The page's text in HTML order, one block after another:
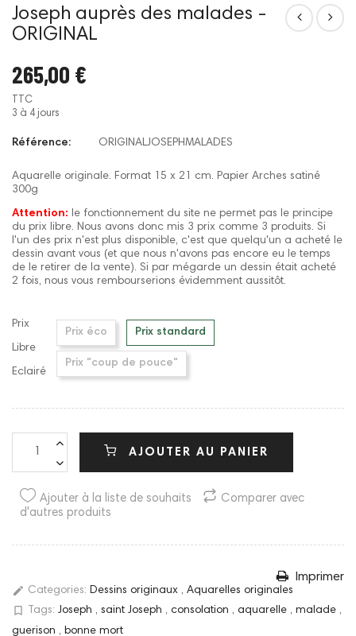
Joseph auprès des malades -
ORIGINAL
265,00 €
TTC
3 à 4 jours
Référence: ORIGINALJOSEPHMALADES
Aquarelle originale. Format 15 x 21 cm. Papier Arches satiné
300g
Attention: le fonctionnement du site ne permet pas le principe
du prix libre. Nous avons donc mis 3 prix comme 3 produits. Si
l'un des prix n'est plus disponible, c'est que quelqu'un a acheté le
dessin avant vous (et que nous n'avons pas encore eu le temps
de le retirer de la vente). Si par mégarde un dessin était acheté
2 fois, nous vous rembourserions évidemment aussitôt.
Prix
Libre
Eclairé
Prix éco Prix standard
Prix "coup de pouce"
AJOUTER AU PANIER
Ajouter à la liste de souhaits
Comparer avec
d'autres produits
Imprimer
edit Categories: Dessins originaux , Aquarelles originales
bookmark_border Tags: Joseph , saint Joseph , consolation , aquarelle , malade ,
guerison , bonne mort